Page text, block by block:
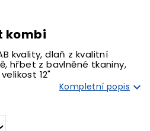
kombi
kvality, dlaň z kvalitní
hřbet z bavlněné tkaniny,
12"
Kompletní popis 